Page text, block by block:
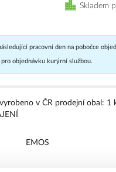
Skladem
pracovní den na pobočce
objednávku kurýrní službou.
v ČR prodejní obal: 1
EMOS